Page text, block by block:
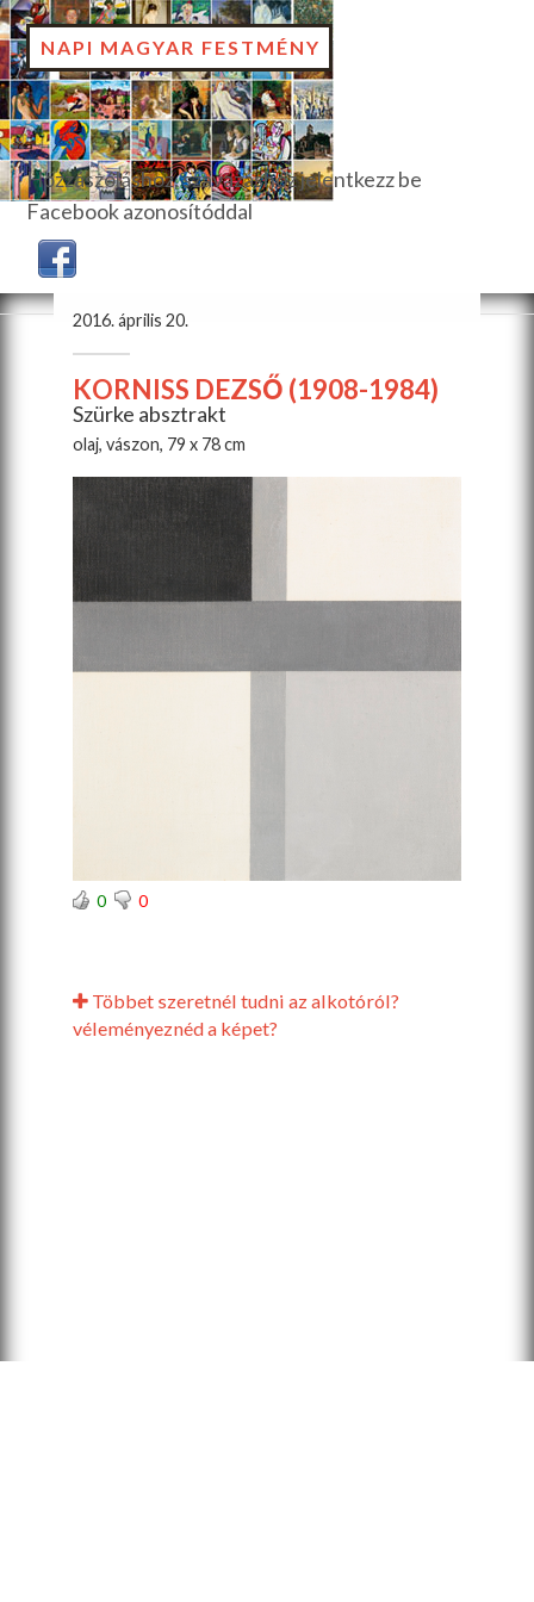
NAPI MAGYAR FESTMÉNY
Hozzászóláshoz, szavazáshoz jelentkezz be
Facebook azonosítóddal
2016. április 20.
KORNISS DEZSŐ (1908-1984)
Szürke absztrakt
olaj, vászon, 79 x 78 cm
0 0
Többet szeretnél tudni az alkotóról?
véleményeznéd a képet?